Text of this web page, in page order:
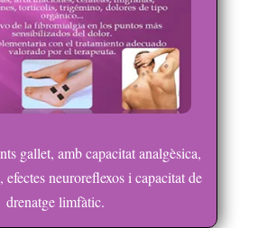
gallet, amb capacitat analgèsica,
efectes neuroreflexos i capacitat de
drenatge limfàtic.